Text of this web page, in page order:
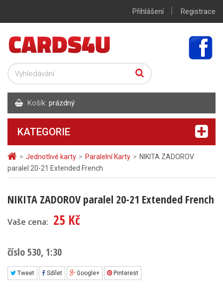
> Jednotlivé karty > Paralelní Karty > NIKITA ZADOROV
paralel 20-21 Extended French
NIKITA ZADOROV paralel 20-21 Extended French
Vaše cena: 25 Kč
číslo 530, 1:30
Tweet Sdílet Google+ Pinterest
Přihlášení | Registrace
Košík: prázdný
KATEGORIE